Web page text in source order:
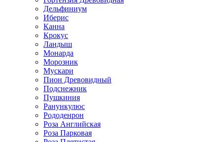
Дельфиниум
Иберис
Канна
Крокус
Ландыш
Монарда
Морозник
Мускари
Пион Древовидный
Подснежник
Пушкиния
Ранункулюс
Рододенрон
Роза Английская
Роза Парковая